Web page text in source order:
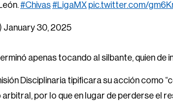
#Chivas#LigaMX pic.twitter.com/
January 30, 2025
apenas tocando al silbante, quien de
Disciplinaria tipificara su acción como
por lo que en lugar de perderse el